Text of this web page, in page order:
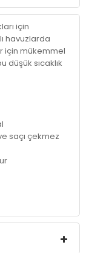
için
havuzlarda
için mükemmel
düşük sıcaklık
saçı çekmez